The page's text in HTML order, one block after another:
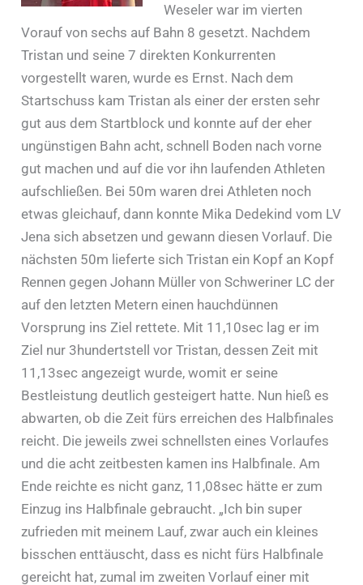
Weseler war im vierten
Vorauf von sechs auf Bahn 8 gesetzt. Nachdem
Tristan und seine 7 direkten Konkurrenten
vorgestellt waren, wurde es Ernst. Nach dem
Startschuss kam Tristan als einer der ersten sehr
gut aus dem Startblock und konnte auf der eher
ungünstigen Bahn acht, schnell Boden nach vorne
gut machen und auf die vor ihn laufenden Athleten
aufschließen. Bei 50m waren drei Athleten noch
etwas gleichauf, dann konnte Mika Dedekind vom LV
Jena sich absetzen und gewann diesen Vorlauf. Die
nächsten 50m lieferte sich Tristan ein Kopf an Kopf
Rennen gegen Johann Müller von Schweriner LC der
auf den letzten Metern einen hauchdünnen
Vorsprung ins Ziel rettete. Mit 11,10sec lag er im
Ziel nur 3hundertstell vor Tristan, dessen Zeit mit
11,13sec angezeigt wurde, womit er seine
Bestleistung deutlich gesteigert hatte. Nun hieß es
abwarten, ob die Zeit fürs erreichen des Halbfinales
reicht. Die jeweils zwei schnellsten eines Vorlaufes
und die acht zeitbesten kamen ins Halbfinale. Am
Ende reichte es nicht ganz, 11,08sec hätte er zum
Einzug ins Halbfinale gebraucht. „Ich bin super
zufrieden mit meinem Lauf, zwar auch ein kleines
bisschen enttäuscht, dass es nicht fürs Halbfinale
gereicht hat, zumal im zweiten Vorlauf einer mit